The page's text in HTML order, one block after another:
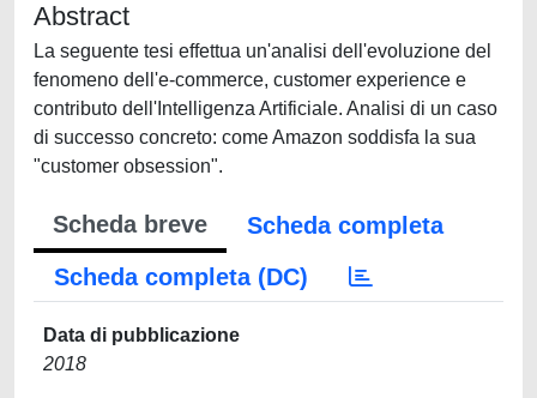
Abstract
La seguente tesi effettua un'analisi dell'evoluzione del
fenomeno dell'e-commerce, customer experience e
contributo dell'Intelligenza Artificiale. Analisi di un caso
di successo concreto: come Amazon soddisfa la sua
"customer obsession".
Scheda breve
Scheda completa
Scheda completa (DC)
Data di pubblicazione
2018